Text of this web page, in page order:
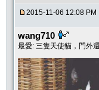
2015-11-06 12:08 PM
wang710
最愛: 三隻天使貓，門外